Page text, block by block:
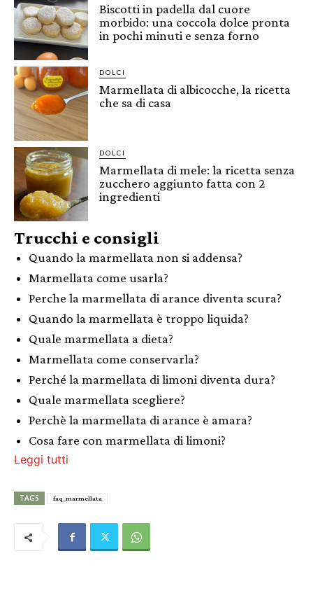
Biscotti in padella dal cuore
morbido: una coccola dolce pronta
in pochi minuti e senza forno
DOLCI
Marmellata di albicocche, la ricetta
che sa di casa
DOLCI
Marmellata di mele: la ricetta senza
zucchero aggiunto fatta con 2
ingredienti
Trucchi e consigli
Quando la marmellata non si addensa?
Marmellata come usarla?
Perche la marmellata di arance diventa scura?
Quando la marmellata è troppo liquida?
Quale marmellata a dieta?
Marmellata come conservarla?
Perché la marmellata di limoni diventa dura?
Quale marmellata scegliere?
Perchè la marmellata di arance è amara?
Cosa fare con marmellata di limoni?
Leggi tutti
TAGS faq_marmellata